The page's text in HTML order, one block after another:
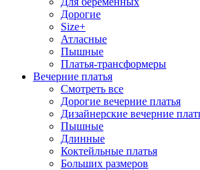
Дорогие
Size+
Атласные
Пышные
Платья-трансформеры
Вечерние платья
Смотреть все
Дорогие вечерние платья
Дизайнерские вечерние
Пышные
Длинные
Коктейльные платья
Больших размеров